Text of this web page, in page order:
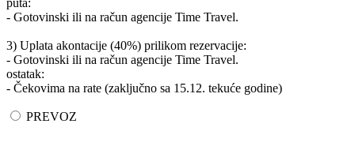
puta:
- Gotovinski ili na račun agencije Time Travel.
3) Uplata akontacije (40%) prilikom rezervacije:
- Gotovinski ili na račun agencije Time Travel.
ostatak:
- Čekovima na rate (zaključno sa 15.12. tekuće godine)
PREVOZ